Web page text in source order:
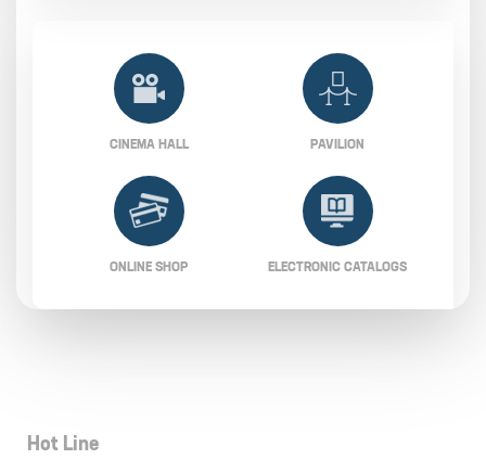
CINEMA HALL PAVILION
ONLINE SHOP ELECTRONIC CATALOGS
Hot Line